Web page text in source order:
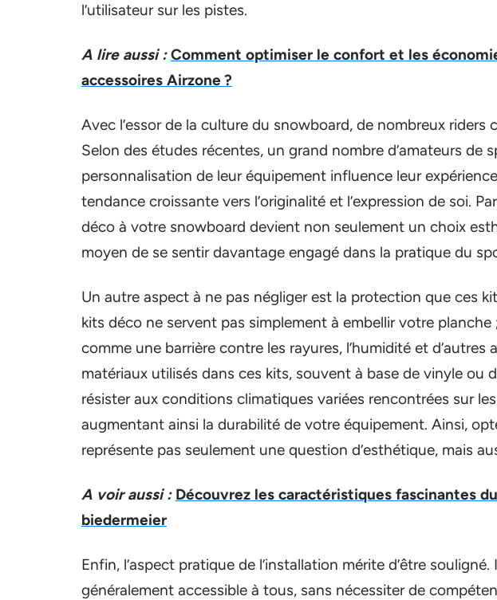
l’utilisateur sur les pistes.
A lire aussi : Comment optimiser le confort et les
accessoires Airzone ?
Avec l’essor de la culture du snowboard, de nombreux riders
Selon des études récentes, un grand nombre d’amateurs de
personnalisation de leur équipement influence leur
tendance croissante vers l’originalité et l’expression de soi.
déco à votre snowboard devient non seulement un choix
moyen de se sentir davantage engagé dans la pratique du
Un autre aspect à ne pas négliger est la protection que ces
kits déco ne servent pas simplement à embellir votre
comme une barrière contre les rayures, l’humidité et d’autres
matériaux utilisés dans ces kits, souvent à base de vinyle ou
résister aux conditions climatiques variées rencontrées sur
augmentant ainsi la durabilité de votre équipement. Ainsi,
représente pas seulement une question d’esthétique, mais
A voir aussi : Découvrez les caractéristiques fascinantes
biedermeier
Enfin, l’aspect pratique de l’installation mérite d’être
généralement accessible à tous, sans nécessiter de